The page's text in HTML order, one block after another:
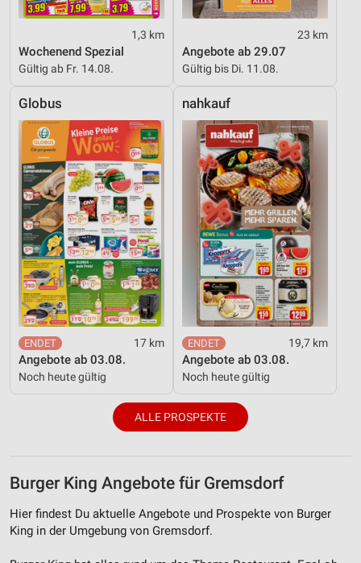
1,3 km
Wochenend Spezial
Gültig ab Fr. 14.08.
23 km
Angebote ab 29.07
Gültig bis Di. 11.08.
Globus
17 km
Angebote ab 03.08.
Noch heute gültig
nahkauf
19,7 km
Angebote ab 03.08.
Noch heute gültig
ALLE PROSPEKTE
Burger King Angebote für Gremsdorf
Hier findest Du aktuelle Angebote und Prospekte von Burger
King in der Umgebung von Gremsdorf.